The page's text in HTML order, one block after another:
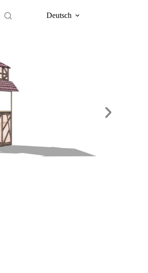
Deutsch